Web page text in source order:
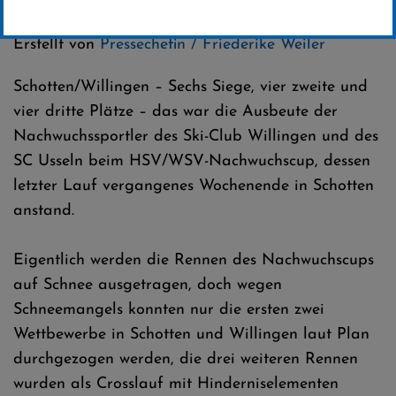
Erstellt vonPressechefin / Friederike Weiler
Schotten/Willingen – Sechs Siege, vier zweite und
vier dritte Plätze – das war die Ausbeute der
Nachwuchssportler des Ski-Club Willingen und des
SC Usseln beim HSV/WSV-Nachwuchscup, dessen
letzter Lauf vergangenes Wochenende in Schotten
anstand.
Eigentlich werden die Rennen des Nachwuchscups
auf Schnee ausgetragen, doch wegen
Schneemangels konnten nur die ersten zwei
Wettbewerbe in Schotten und Willingen laut Plan
durchgezogen werden, die drei weiteren Rennen
wurden als Crosslauf mit Hinderniselementen